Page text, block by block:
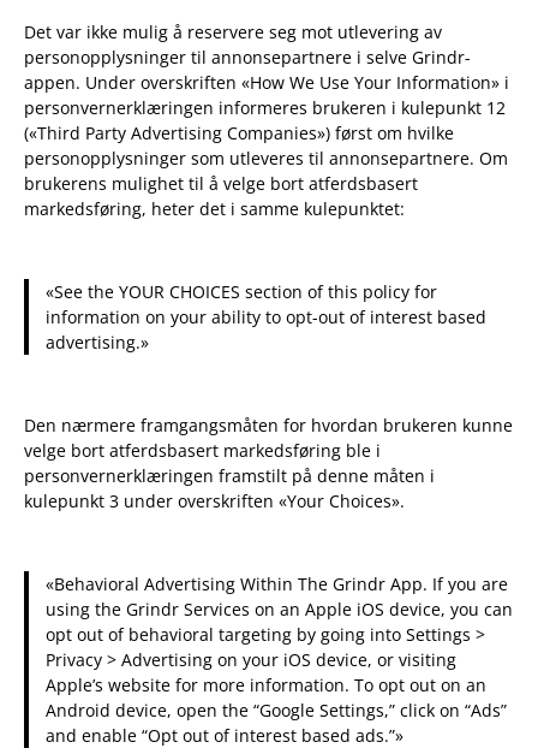
Det var ikke mulig å reservere seg mot utlevering av
personopplysninger til annonsepartnere i selve Grindr-
appen. Under overskriften «How We Use Your Information» i
personvernerklæringen informeres brukeren i kulepunkt 12
(«Third Party Advertising Companies») først om hvilke
personopplysninger som utleveres til annonsepartnere. Om
brukerens mulighet til å velge bort atferdsbasert
markedsføring, heter det i samme kulepunktet:
«See the YOUR CHOICES section of this policy for
information on your ability to opt-out of interest based
advertising.»
Den nærmere framgangsmåten for hvordan brukeren kunne
velge bort atferdsbasert markedsføring ble i
personvernerklæringen framstilt på denne måten i
kulepunkt 3 under overskriften «Your Choices».
«Behavioral Advertising Within The Grindr App. If you are
using the Grindr Services on an Apple iOS device, you can
opt out of behavioral targeting by going into Settings >
Privacy > Advertising on your iOS device, or visiting
Apple’s website for more information. To opt out on an
Android device, open the “Google Settings,” click on “Ads”
and enable “Opt out of interest based ads.”»